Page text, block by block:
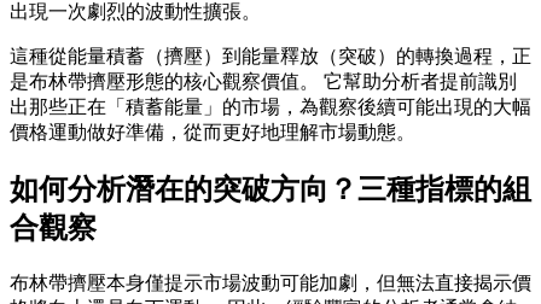
出現一次劇烈的波動性擴張。
這種從能量積蓄（擠壓）到能量釋放（突破）的轉換過程，正
是布林帶擠壓形態的核心觀察價值。 它幫助分析者提前識別
出那些正在「積蓄能量」的市場，為觀察後續可能出現的大幅
價格運動做好準備，從而更好地理解市場動態。
如何分析潛在的突破方向？三種指標的組
合觀察
布林帶擠壓本身僅提示市場波動可能加劇，但無法直接揭示價